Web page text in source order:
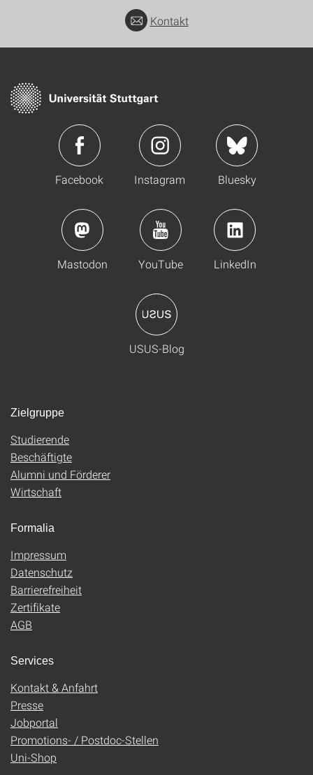
Kontakt
Facebook Instagram Bluesky
Mastodon YouTube LinkedIn
USUS-Blog
Zielgruppe
Studierende
Beschäftigte
Alumni und Förderer
Wirtschaft
Formalia
Impressum
Datenschutz
Barrierefreiheit
Zertifikate
AGB
Services
Kontakt & Anfahrt
Presse
Jobportal
Promotions- / Postdoc-Stellen
Uni-Shop